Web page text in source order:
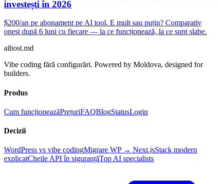
investești în 2026
$200/an pe abonament pe AI tool. E mult sau puțin? Comparativ
onest după 6 luni cu fiecare — la ce funcționează, la ce sunt slabe.
aihost.md
Vibe coding fără configurări. Powered by Moldova, designed for
builders.
Produs
Cum funcționeazăPrețuriFAQBlogStatusLogin
Decizii
WordPress vs vibe codingMigrare WP → Next.jsStack modern
explicatCheile API în siguranțăTop AI specialists